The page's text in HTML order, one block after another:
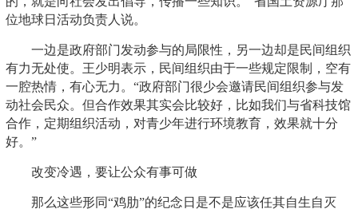
位地球日活动负责人说。
一边是政府部门发动参与的局限性，另一边却是民间组织
有力无处使。王少明表示，民间组织由于一些规定限制，空有
一腔热情，有心无力。“政府部门很少会邀请民间组织参与发
动社会民众。但合作效果其实会比较好，比如我们与省科技馆
合作，定期组织活动，对青少年进行环境教育，效果就十分
好。”
改变冷遇，要让公众有事可做
那么这些形同“鸡肋”的纪念日是不是应该任其自生自灭